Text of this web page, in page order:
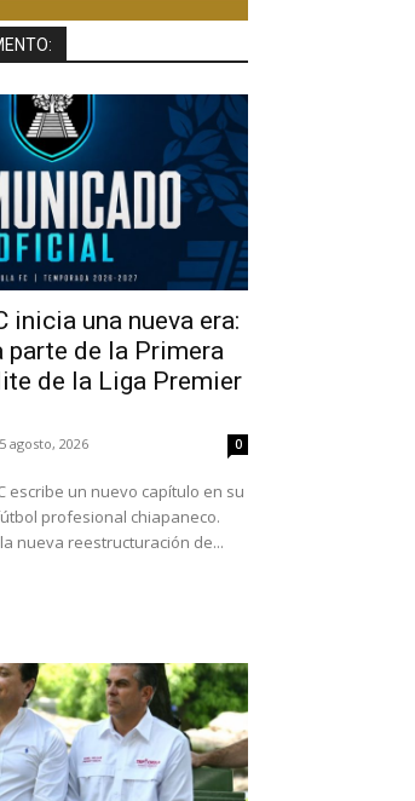
inicia una nueva era:
parte de la Primera
de la Liga Premier
5 agosto, 2026 0
escribe un nuevo capítulo en su
profesional chiapaneco.
nueva reestructuración de...